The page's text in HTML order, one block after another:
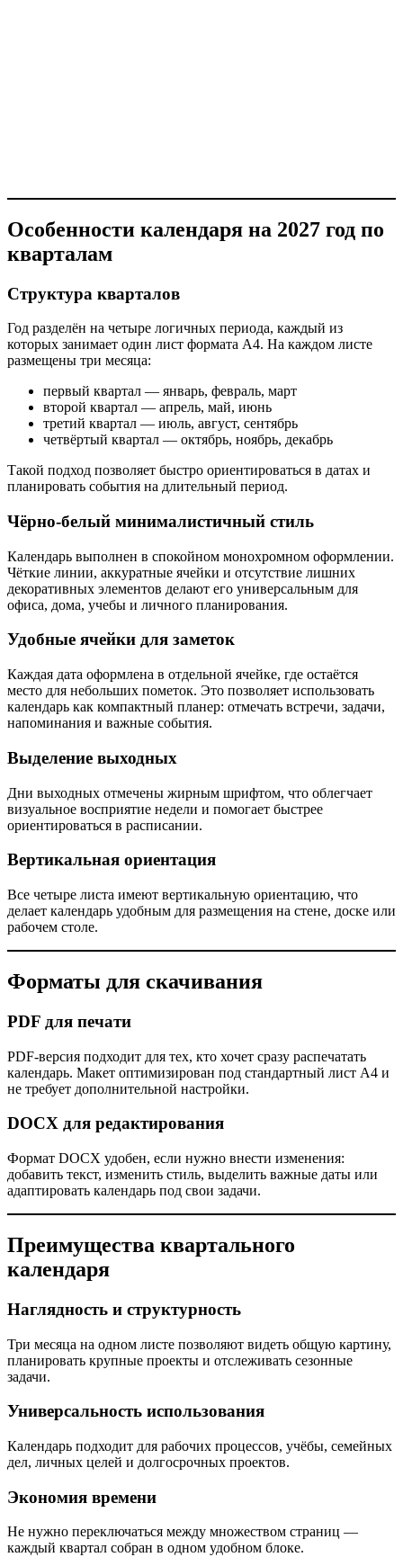
Особенности календаря на 2027 год по
кварталам
Структура кварталов
Год разделён на четыре логичных периода, каждый из
которых занимает один лист формата А4. На каждом листе
размещены три месяца:
первый квартал — январь, февраль, март
второй квартал — апрель, май, июнь
третий квартал — июль, август, сентябрь
четвёртый квартал — октябрь, ноябрь, декабрь
Такой подход позволяет быстро ориентироваться в датах и
планировать события на длительный период.
Чёрно‑белый минималистичный стиль
Календарь выполнен в спокойном монохромном оформлении.
Чёткие линии, аккуратные ячейки и отсутствие лишних
декоративных элементов делают его универсальным для
офиса, дома, учебы и личного планирования.
Удобные ячейки для заметок
Каждая дата оформлена в отдельной ячейке, где остаётся
место для небольших пометок. Это позволяет использовать
календарь как компактный планер: отмечать встречи, задачи,
напоминания и важные события.
Выделение выходных
Дни выходных отмечены жирным шрифтом, что облегчает
визуальное восприятие недели и помогает быстрее
ориентироваться в расписании.
Вертикальная ориентация
Все четыре листа имеют вертикальную ориентацию, что
делает календарь удобным для размещения на стене, доске или
рабочем столе.
Форматы для скачивания
PDF для печати
PDF‑версия подходит для тех, кто хочет сразу распечатать
календарь. Макет оптимизирован под стандартный лист А4 и
не требует дополнительной настройки.
DOCX для редактирования
Формат DOCX удобен, если нужно внести изменения:
добавить текст, изменить стиль, выделить важные даты или
адаптировать календарь под свои задачи.
Преимущества квартального
календаря
Наглядность и структурность
Три месяца на одном листе позволяют видеть общую картину,
планировать крупные проекты и отслеживать сезонные
задачи.
Универсальность использования
Календарь подходит для рабочих процессов, учёбы, семейных
дел, личных целей и долгосрочных проектов.
Экономия времени
Не нужно переключаться между множеством страниц —
каждый квартал собран в одном удобном блоке.